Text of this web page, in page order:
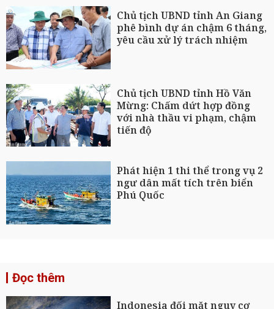
Chủ tịch UBND tỉnh An Giang
phê bình dự án chậm 6 tháng,
yêu cầu xử lý trách nhiệm
Chủ tịch UBND tỉnh Hồ Văn
Mừng: Chấm dứt hợp đồng
với nhà thầu vi phạm, chậm
tiến độ
Phát hiện 1 thi thể trong vụ 2
ngư dân mất tích trên biển
Phú Quốc
Đọc thêm
Indonesia đối mặt nguy cơ